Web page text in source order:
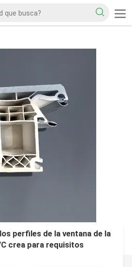
perfiles de la ventana de la
crea para requisitos